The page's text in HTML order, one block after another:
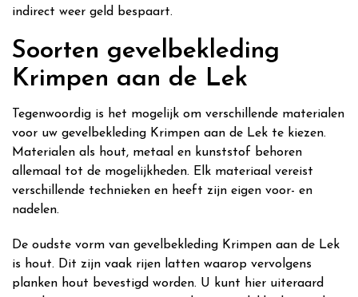
indirect weer geld bespaart.
Soorten gevelbekleding
Krimpen aan de Lek
Tegenwoordig is het mogelijk om verschillende materialen
voor uw gevelbekleding Krimpen aan de Lek te kiezen.
Materialen als hout, metaal en kunststof behoren
allemaal tot de mogelijkheden. Elk materiaal vereist
verschillende technieken en heeft zijn eigen voor- en
nadelen.
De oudste vorm van gevelbekleding Krimpen aan de Lek
is hout. Dit zijn vaak rijen latten waarop vervolgens
planken hout bevestigd worden. U kunt hier uiteraard